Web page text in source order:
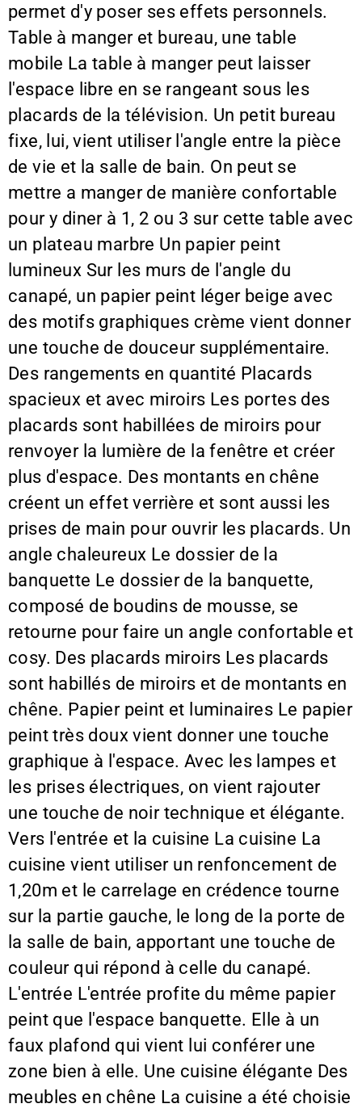
permet d'y poser ses effets personnels.
Table à manger et bureau, une table
mobile La table à manger peut laisser
l'espace libre en se rangeant sous les
placards de la télévision. Un petit bureau
fixe, lui, vient utiliser l'angle entre la pièce
de vie et la salle de bain. On peut se
mettre a manger de manière confortable
pour y diner à 1, 2 ou 3 sur cette table avec
un plateau marbre Un papier peint
lumineux Sur les murs de l'angle du
canapé, un papier peint léger beige avec
des motifs graphiques crème vient donner
une touche de douceur supplémentaire.
Des rangements en quantité Placards
spacieux et avec miroirs Les portes des
placards sont habillées de miroirs pour
renvoyer la lumière de la fenêtre et créer
plus d'espace. Des montants en chêne
créent un effet verrière et sont aussi les
prises de main pour ouvrir les placards. Un
angle chaleureux Le dossier de la
banquette Le dossier de la banquette,
composé de boudins de mousse, se
retourne pour faire un angle confortable et
cosy. Des placards miroirs Les placards
sont habillés de miroirs et de montants en
chêne. Papier peint et luminaires Le papier
peint très doux vient donner une touche
graphique à l'espace. Avec les lampes et
les prises électriques, on vient rajouter
une touche de noir technique et élégante.
Vers l'entrée et la cuisine La cuisine La
cuisine vient utiliser un renfoncement de
1,20m et le carrelage en crédence tourne
sur la partie gauche, le long de la porte de
la salle de bain, apportant une touche de
couleur qui répond à celle du canapé.
L'entrée L'entrée profite du même papier
peint que l'espace banquette. Elle à un
faux plafond qui vient lui conférer une
zone bien à elle. Une cuisine élégante Des
meubles en chêne La cuisine a été choisie